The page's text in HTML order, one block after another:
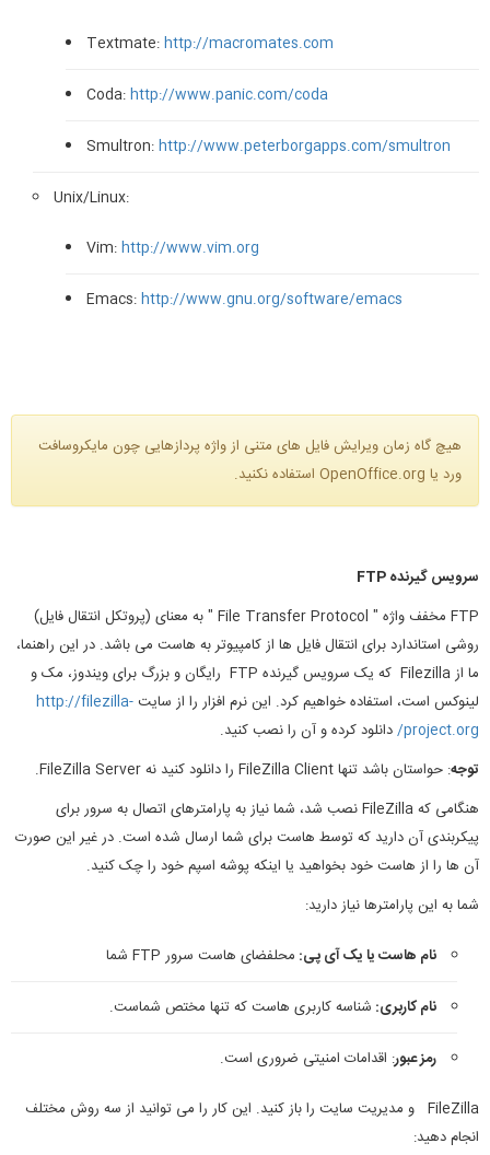
Textmate:http://macromates.com
Coda:http://www.panic.com/coda
Smultron:http://www.peterborgapps.com/smultron
Unix/Linux:
Vim:http://www.vim.org
Emacs:http://www.gnu.org/software/emacs
هیچ گاه زمان ویرایش فایل های متنی از واژه پردازهایی چون مایکروسافت
ورد یا OpenOffice.org استفاده نکنید.
سرویس گیرندهFTP
FTP مخفف واژه " File Transfer Protocol " به معنای (پروتکل انتقال فایل)
روشی استاندارد برای انتقال فایل ها از کامپیوتر به هاست می باشد. در این راهنما،
ما از Filezilla که یک سرویس گیرنده FTP رایگان و بزرگ برای ویندوز، مک و
لینوکس است، استفاده خواهیم کرد. این نرم افزار را از سایت http://filezilla-
project.org/ دانلود کرده و آن را نصب کنید.
توجه: حواستان باشد تنها FileZilla Client را دانلود کنید نه FileZilla Server.
هنگامی که FileZilla نصب شد، شما نیاز به پارامترهای اتصال به سرور برای
پیکربندی آن دارید که توسط هاست برای شما ارسال شده است. در غیر این صورت
آن ها را از هاست خود بخواهید یا اینکه پوشه اسپم خود را چک کنید.
شما به این پارامترها نیاز دارید:
نام هاست یا یک آی پی: محلفضای هاست سرور FTP شما
نام کاربری: شناسه کاربری هاست که تنها مختص شماست.
رمز عبور: اقدامات امنیتی ضروری است.
FileZilla و مدیریت سایت را باز کنید. این کار را می توانید از سه روش مختلف
انجام دهید: